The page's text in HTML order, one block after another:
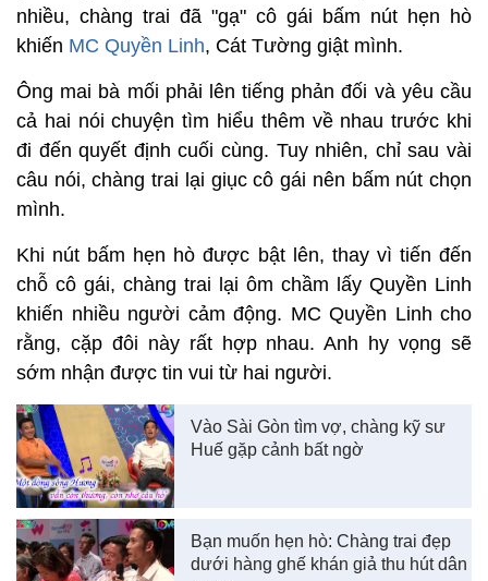
nhiều, chàng trai đã "gạ" cô gái bấm nút hẹn hò
khiến MC Quyền Linh, Cát Tường giật mình.
Ông mai bà mối phải lên tiếng phản đối và yêu cầu
cả hai nói chuyện tìm hiểu thêm về nhau trước khi
đi đến quyết định cuối cùng. Tuy nhiên, chỉ sau vài
câu nói, chàng trai lại giục cô gái nên bấm nút chọn
mình.
Khi nút bấm hẹn hò được bật lên, thay vì tiến đến
chỗ cô gái, chàng trai lại ôm chầm lấy Quyền Linh
khiến nhiều người cảm động. MC Quyền Linh cho
rằng, cặp đôi này rất hợp nhau. Anh hy vọng sẽ
sớm nhận được tin vui từ hai người.
Vào Sài Gòn tìm vợ, chàng kỹ sư
Huế gặp cảnh bất ngờ
Bạn muốn hẹn hò: Chàng trai đẹp
dưới hàng ghế khán giả thu hút dân